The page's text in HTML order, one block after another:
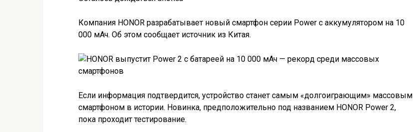
Компания HONOR разрабатывает новый смартфон серии Power с аккумулятором на 10
000 мАч. Об этом сообщает источник из Китая.
Если информация подтвердится, устройство станет самым «долгоиграющим» массовым
смартфоном в истории. Новинка, предположительно под названием HONOR Power 2,
пока проходит тестирование.